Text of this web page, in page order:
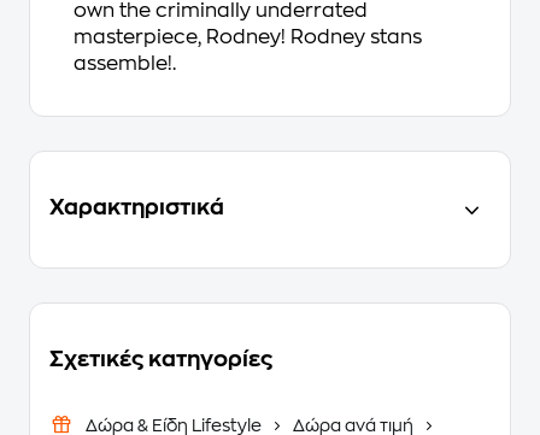
own the criminally underrated
masterpiece, Rodney! Rodney stans
assemble!.
Χαρακτηριστικά
Σχετικές κατηγορίες
Δώρα & Είδη Lifestyle
Δώρα ανά τιμή